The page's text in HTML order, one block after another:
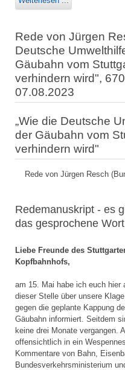
Rede von Jürgen
Deutsche
Gäubahn vom
verhindern wird",
07.08.2023
„Wie die Deutsche
der Gäubahn vom
verhindern wird"
Rede von Jürgen Resch
Redemanuskript - es
das gesprochene
Liebe Freunde des
Kopfbahnhofs,
am 15. Mai habe ich euch hier
dieser Stelle über unsere Klage
gegen die geplante Kappung
Gäubahn informiert. Seitdem
keine drei Monate vergangen.
offensichtlich in ein
Kommentare von Bahn,
Bundesverkehrsministerium